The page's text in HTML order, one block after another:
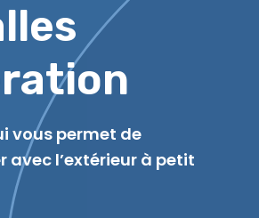
vous permet de
avec l’extérieur à petit